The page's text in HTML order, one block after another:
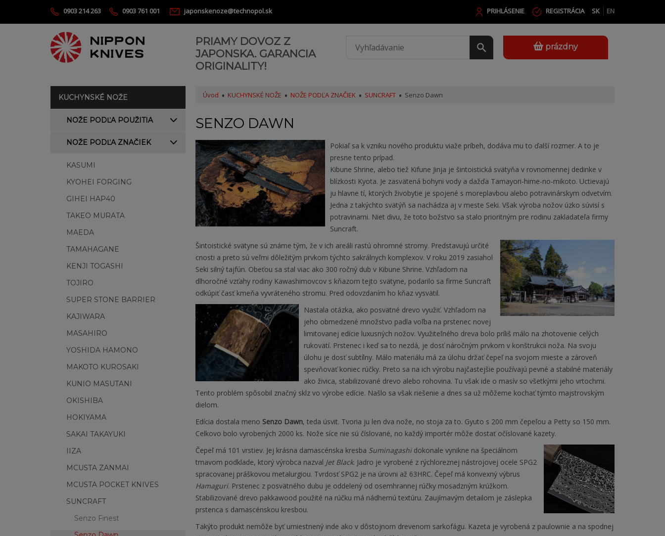
0903 214 263 0903 761 001 japonskenoze@technopol.sk SK EN
PRIHLÁSENIE REGISTRÁCIA
PRIAMY DOVOZ Z
JAPONSKA. GARANCIA
ORIGINALITY!
prázdny
KUCHYNSKÉ NOŽE
NOŽE PODĽA POUŽITIA
NOŽE PODĽA ZNAČIEK
KASUMI
KYOHEI FORGING
GIHEI HAP40
TAKEO MURATA
MAEDA
TAMAHAGANE
KENJI TOGASHI
TOJIRO
SUPER STONE BARRIER
KAJIWARA
MASAHIRO
YOSHIDA HAMONO
MAKOTO KUROSAKI
KUNIO MASUTANI
OKISHIBA
HOKIYAMA
SAKAI TAKAYUKI
IIZA
MCUSTA ZANMAI
MCUSTA POCKET KNIVES
SUNCRAFT
Senzo Finest
Úvod KUCHYNSKÉ NOŽE NOŽE PODĽA ZNAČIEK SUNCRAFT Senzo Dawn
SENZO DAWN
Pokiaľ sa k vzniku nového produktu viaže príbeh, dodáva mu to ďalší rozmer. A to je
presne tento prípad.
Kibune Shrine, alebo tiež Kifune Jinja je šintoistická svätyňa v rovnomennej dedinke v
blízkosti Kyota. Je zasvätená bohyni vody a dažďa Tamayori-hime-no-mikoto. Uctievajú
ju hlavne tí, ktorých živobytie je spojené s moreplavbou alebo potravinárskym odvetvím.
Jedna z takýchto svätýň sa nachádza aj v meste Seki. Však výroba nožov úzko súvisí s
potravinami. Niet divu, že toto božstvo sa stalo prioritným pre rodinu zakladateľa firmy
Suncraft.
Šintoistické svätyne sú známe tým, že v ich areáli rastú ohromné stromy. Predstavujú určité
cnosti a preto sú veľmi dôležitým prvkom týchto sakrálnych komplexov. V roku 2019 zasiahol
Seki silný tajfún. Obeťou sa stal viac ako 300 ročný dub v Kibune Shrine. Vzhľadom na
dlhoročné vzťahy rodiny Kawashimovcov s kňazom tejto svätyne, podarilo sa firme Suncraft
odkúpiť časť kmeňa vyvráteného stromu. Pred odovzdaním ho kňaz vysvätil.
Nastala otázka, ako posvätné drevo využiť. Vzhľadom na
jeho obmedzené množstvo padla voľba na prstenec novej
limitovanej edície luxusných nožov. Využiteľného dreva bolo príliš málo na zhotovenie celých
rukovätí. Prstenec i keď sa to nezdá, je dosť náročným prvkom v konštrukcii noža. Na svoju
úlohu je dosť subtílny. Málo materiálu má za úlohu držať čepeľ na svojom mieste a zároveň
spevňovať koniec rúčky. Preto sa na ich výrobu najčastejšie používajú pevné a stabilné materiály
ako živica, stabilizované drevo alebo rohovina. Tu však ide o masív so všetkými jeho vrtochmi.
Tento problém spôsobil značný sklz vo výrobe edície. Našlo sa však riešenie a dnes sa už môžeme kochať týmto majstrovským
dielom.
Edícia dostala meno Senzo Dawn, teda úsvit. Tvoria ju len dva nože, no stoja za to. Gyuto s 200 mm čepeľou a Petty so 150 mm.
Celkovo bolo vyrobených 2000 ks. Nože síce nie sú číslované, no každý importér môže dostať očíslované kazety.
Čepeľ má 101 vrstiev. Jej krásna damascénska kresba Suminagashi dokonale vynikne na špeciálnom
tmavom podklade, ktorý výrobca nazval Jet Black. Jadro je vyrobené z rýchloreznej nástrojovej ocele SPG2
spracovanej práškovou metalurgiou. Tvrdosť SPG2 je na úrovni až 63HRC. Čepeľ má konvexný výbrus
Hamaguri. Prstenec z posvätného dubu je oddelený od osemhrannej rúčky mosadzným krúžkom.
Stabilizované drevo pakkawood použité na rúčku má nádhernú textúru. Zaujímavým detailom je záslepka
prstenca s damascénskou kresbou.
Takýto produkt nemôže byť umiestnený inde ako v dôstojnom drevenom sarkofágu. Kazeta je vyrobená z paulownie a na spodnej